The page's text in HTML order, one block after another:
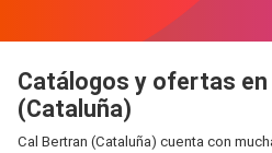
Catálogos y ofertas en
(Cataluña)
Cal Bertran (Cataluña) cuenta con